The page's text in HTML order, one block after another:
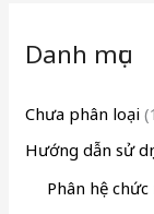
Danh mục
Chưa phân loại
Hướng dẫn sử
Phân hệ chức